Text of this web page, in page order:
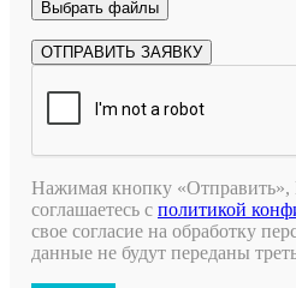
Нажимая кнопку «Отправить»,
соглашаетесь с политикой
свое согласие на обработку
данные не будут переданы